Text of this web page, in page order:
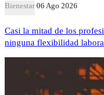
Bienestar 06 Ago 2026
Casi la mitad de los
ninguna flexibilidad